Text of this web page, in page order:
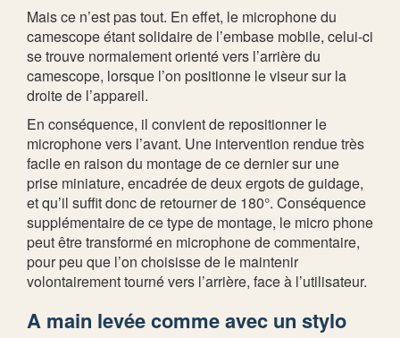
Mais ce n’est pas tout. En effet, le microphone du
camescope étant solidaire de l’embase mobile, celui-ci
se trouve normalement orienté vers l’arrière du
camescope, lorsque l’on positionne le viseur sur la
droite de l’appareil.
En conséquence, il convient de repositionner le
microphone vers l’avant. Une intervention rendue très
facile en raison du montage de ce dernier sur une
prise miniature, encadrée de deux ergots de guidage,
et qu’il suffit donc de retourner de 180°. Conséquence
supplémentaire de ce type de montage, le micro phone
peut être transformé en microphone de commentaire,
pour peu que l’on choisisse de le maintenir
volontairement tourné vers l’arrière, face à l’utilisateur.
A main levée comme avec un stylo